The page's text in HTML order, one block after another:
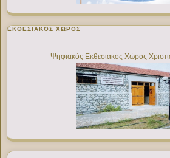
ΕΚΘΕΣΙΑΚΌΣ ΧΏΡΟΣ
Ψηφιακός Εκθεσιακός Χώρος